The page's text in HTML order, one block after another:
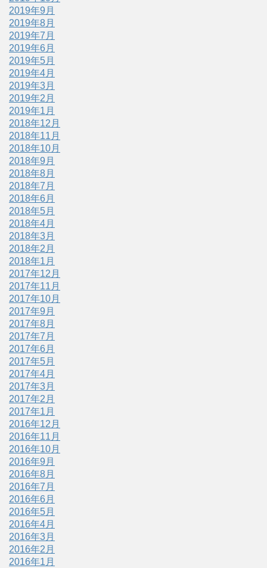
2019年9月
2019年8月
2019年7月
2019年6月
2019年5月
2019年4月
2019年3月
2019年2月
2019年1月
2018年12月
2018年11月
2018年10月
2018年9月
2018年8月
2018年7月
2018年6月
2018年5月
2018年4月
2018年3月
2018年2月
2018年1月
2017年12月
2017年11月
2017年10月
2017年9月
2017年8月
2017年7月
2017年6月
2017年5月
2017年4月
2017年3月
2017年2月
2017年1月
2016年12月
2016年11月
2016年10月
2016年9月
2016年8月
2016年7月
2016年6月
2016年5月
2016年4月
2016年3月
2016年2月
2016年1月